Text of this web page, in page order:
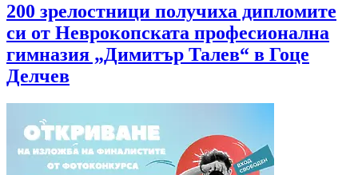
200 зрелостници получиха дипломите
си от Неврокопската професионална
гимназия „Димитър Талев“ в Гоце
Делчев